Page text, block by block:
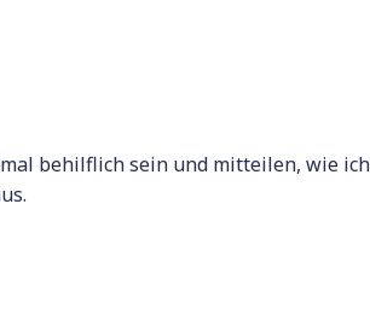
behilflich sein und mitteilen, wie